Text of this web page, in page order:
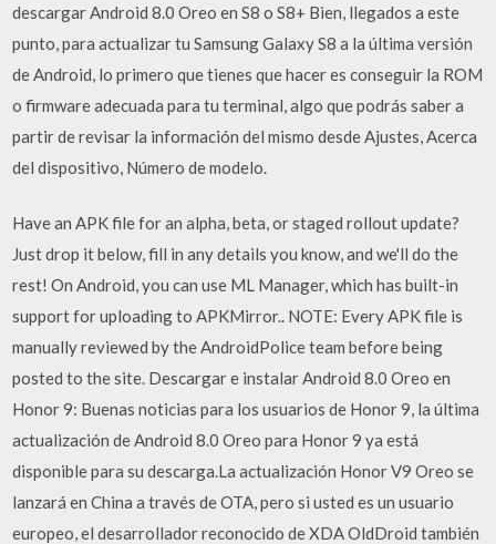
descargar Android 8.0 Oreo en S8 o S8+ Bien, llegados a este
punto, para actualizar tu Samsung Galaxy S8 a la última versión
de Android, lo primero que tienes que hacer es conseguir la ROM
o firmware adecuada para tu terminal, algo que podrás saber a
partir de revisar la información del mismo desde Ajustes, Acerca
del dispositivo, Número de modelo.
Have an APK file for an alpha, beta, or staged rollout update?
Just drop it below, fill in any details you know, and we'll do the
rest! On Android, you can use ML Manager, which has built-in
support for uploading to APKMirror.. NOTE: Every APK file is
manually reviewed by the AndroidPolice team before being
posted to the site. Descargar e instalar Android 8.0 Oreo en
Honor 9: Buenas noticias para los usuarios de Honor 9, la última
actualización de Android 8.0 Oreo para Honor 9 ya está
disponible para su descarga.La actualización Honor V9 Oreo se
lanzará en China a través de OTA, pero si usted es un usuario
europeo, el desarrollador reconocido de XDA OldDroid también